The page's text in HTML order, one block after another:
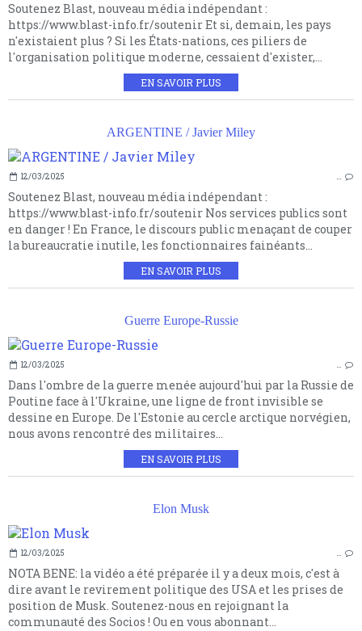
Soutenez Blast, nouveau média indépendant :
https://www.blast-info.fr/soutenir Et si, demain, les pays
n'existaient plus ? Si les États-nations, ces piliers de
l'organisation politique moderne, cessaient d'exister,...
EN SAVOIR PLUS
ARGENTINE / Javier Miley
12/03/2025 …
Soutenez Blast, nouveau média indépendant :
https://www.blast-info.fr/soutenir Nos services publics sont
en danger ! En France, le discours public menaçant de couper
la bureaucratie inutile, les fonctionnaires fainéants...
EN SAVOIR PLUS
Guerre Europe-Russie
12/03/2025 …
Dans l'ombre de la guerre menée aujourd'hui par la Russie de
Poutine face à l'Ukraine, une ligne de front invisible se
dessine en Europe. De l'Estonie au cercle arctique norvégien,
nous avons rencontré des militaires...
EN SAVOIR PLUS
Elon Musk
12/03/2025 …
NOTA BENE: la vidéo a été préparée il y a deux mois, c'est à
dire avant le revirement politique des USA et les prises de
position de Musk. Soutenez-nous en rejoignant la
communauté des Socios ! Ou en vous abonnant...